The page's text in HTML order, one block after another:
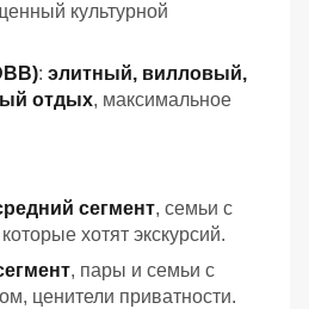
культурной
: элитный, вилловый,
отдых, максимальное
сегмент, семьи с
хотят экскурсий.
, пары и семьи с
ценители приватности.